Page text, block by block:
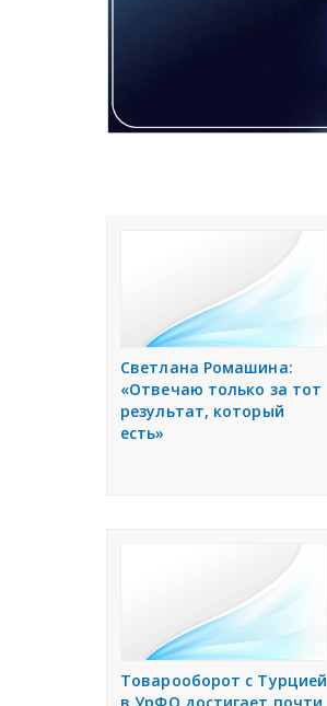
Светлана Ромашина:
«Отвечаю только за тот
результат, который
есть»
Товарооборот с Турцией